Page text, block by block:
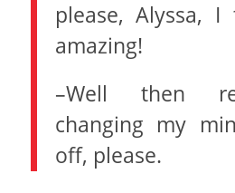
please, Alyssa, I
amazing!
–Well then
changing my
off, please.